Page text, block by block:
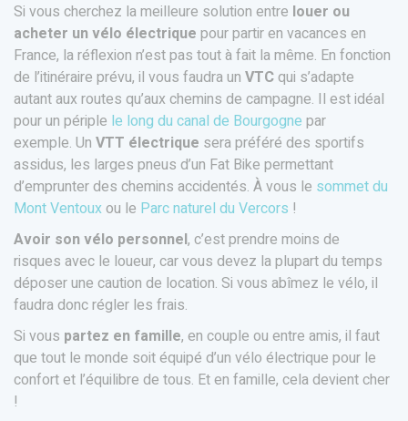
Si vous cherchez la meilleure solution entre louer ou
acheter un vélo électrique pour partir en vacances en
France, la réflexion n’est pas tout à fait la même. En fonction
de l’itinéraire prévu, il vous faudra un VTCqui s’adapte
autant aux routes qu’aux chemins de campagne. Il est idéal
pour un périple le long du canal de Bourgogne par
exemple. Un VTT électrique sera préféré des sportifs
assidus, les larges pneus d’un Fat Bike permettant
d’emprunter des chemins accidentés. À vous le sommet du
Mont Ventouxou le Parc naturel du Vercors !
Avoir son vélo personnel, c’est prendre moins de
risques avec le loueur, car vous devez la plupart du temps
déposer une caution de location. Si vous abîmez le vélo, il
faudra donc régler les frais.
Si vous partez en famille, en couple ou entre amis, il faut
que tout le monde soit équipé d’un vélo électrique pour le
confort et l’équilibre de tous. Et en famille, cela devient cher
!